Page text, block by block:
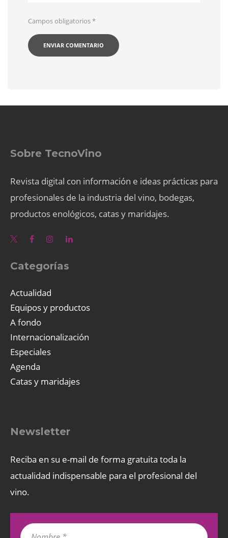
Campos obligatorios*
Sobre TecnoVino
Revista digital con información e ideas prácticas para
profesionales de la industria del vino, bodegas,
productos enológicos, catas y maridajes.
Categorías
Actualidad
Equipos y productos
A fondo
Internacionalización
Especiales
Agenda
Catas y maridajes
Newsletter
Reciba en su e-mail de forma gratuita toda la
actualidad indispensable para el profesional del
vino.